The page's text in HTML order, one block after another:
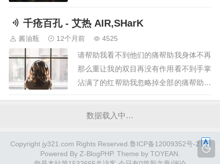
边的你岁岁都平安是我想太简单疼痛感来
的太缓慢这眼泪太突然就顺着脸颊往我心
里面钻我懂 你留给我的伤口不是我停下
的理由我才懂 没什么是永久一直到生命
的 尽头你把最后离开的晚安也拆成了一
半你说一半只…
千疮百孔 - 艾热 AIR,SHarK
酱油瓶 12个月前 4525
请帮助我看不到他们的痛帮助我身体不再
那么重让我的双目再没有作用看不到手掌
沾满了的红帮助我忽略掉全部的痛帮助我
麻木让心变得空让我的良知再没有作用请
让这一切都变成个梦梦里的花儿盛开着我
是无尽的沙漠残阳指引着我的麦克是在捕
猎还是被抓获这个头铁的家伙怎么还拖拽
数据载入中…
Copyright jy321.com Rights Reserved.鲁ICP备12009352号-2
Powered By Z-BlogPHP. Theme by TOYEAN.